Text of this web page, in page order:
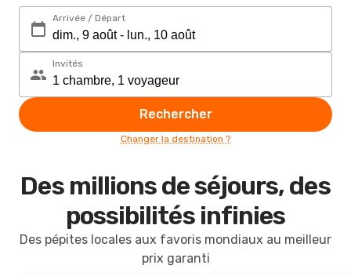
Arrivée / Départ
Invités
Rechercher
Changer la destination ?
Des millions de séjours, des
possibilités infinies
Des pépites locales aux favoris mondiaux au meilleur
prix garanti